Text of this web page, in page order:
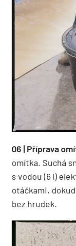
06 | Příprava
omítka. Suchá
s vodou (6 l)
otáčkami,
bez hrudek.